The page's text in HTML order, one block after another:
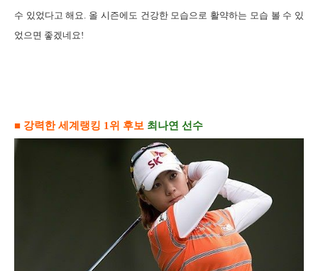
수 있었다고 해요
올 시즌에도 건강한 모습으로 활약하는 모습 볼 수 있
었으면 좋겠네요 !
■ 강력한 세계랭킹 1 위 후보 최나연 선수